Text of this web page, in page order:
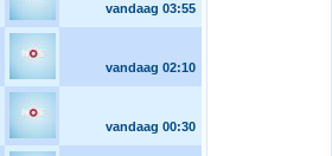
vandaag 03:55
vandaag 02:10
vandaag 00:30